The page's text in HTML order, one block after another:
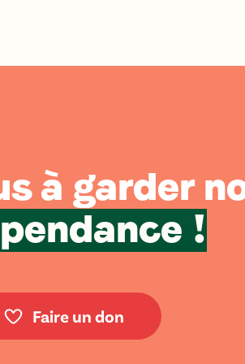
à garder
!
Faire un don